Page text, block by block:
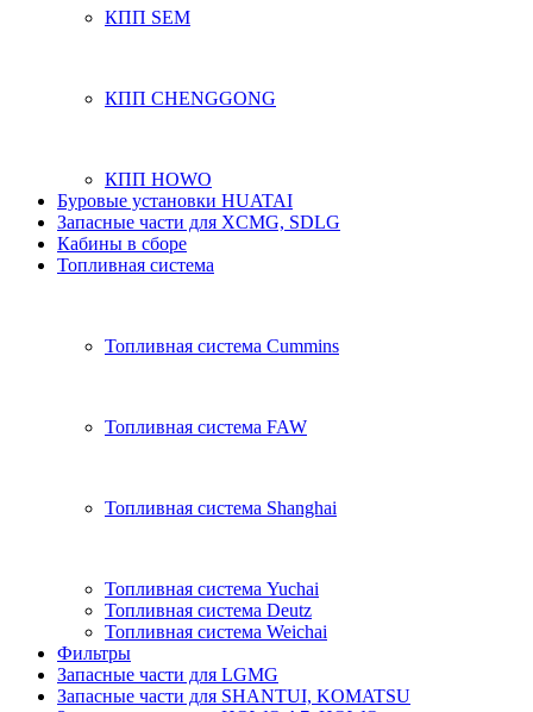
КПП SEM
КПП CHENGGONG
КПП HOWO
Буровые установки HUATAI
Запасные части для XCMG, SDLG
Кабины в сборе
Топливная система
Топливная система Cummins
Топливная система FAW
Топливная система Shanghai
Топливная система Yuchai
Топливная система Deutz
Топливная система Weichai
Фильтры
Запасные части для LGMG
Запасные части для SHANTUI, KOMATSU